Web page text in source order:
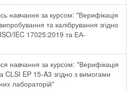
навчання за курсом: "Верифікація
та калібрування згідно
IEC 17025:2019 та ЕА-
навчання за курсом: "Верифікація
CLSI EP 15-A3 згідно з вимогами
лабораторій"